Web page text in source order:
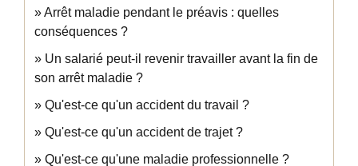
Arrêt maladie pendant le préavis : quelles
conséquences ?
Un salarié peut-il revenir travailler avant la fin de
son arrêt maladie ?
Qu'est-ce qu'un accident du travail ?
Qu'est-ce qu'un accident de trajet ?
Qu'est-ce qu'une maladie professionnelle ?